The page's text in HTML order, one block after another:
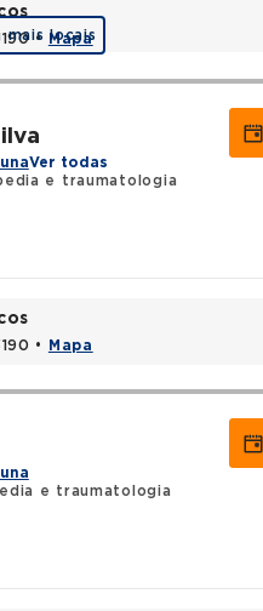
• Mapa
mais locais
Ver todas
e traumatologia
• Mapa
e traumatologia